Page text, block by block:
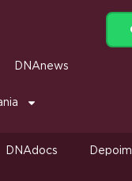
DNAnews
DNAdocs